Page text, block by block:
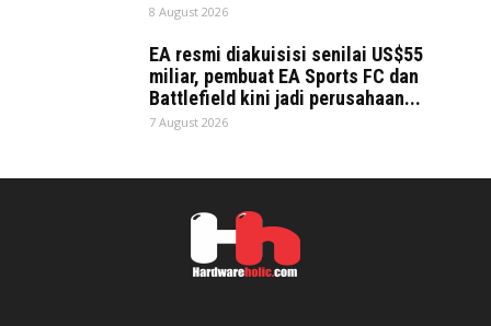
8 August 2026
EA resmi diakuisisi senilai US$55
miliar, pembuat EA Sports FC dan
Battlefield kini jadi perusahaan...
7 August 2026